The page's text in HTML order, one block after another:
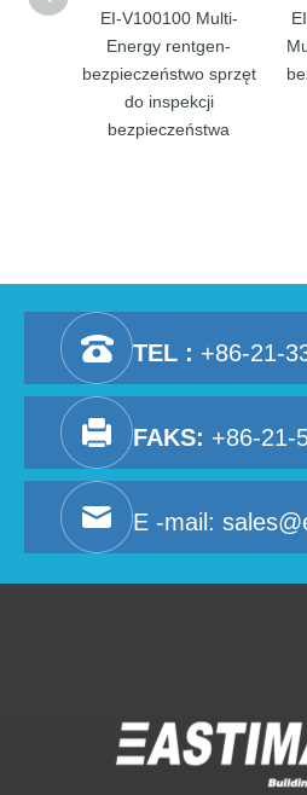
EI-V100100 Multi-
Energy rentgen-
bezpieczeństwo sprzęt
do inspekcji
bezpieczeństwa
TEL : +86-21-
FAKS: +86-21-
E -mail: